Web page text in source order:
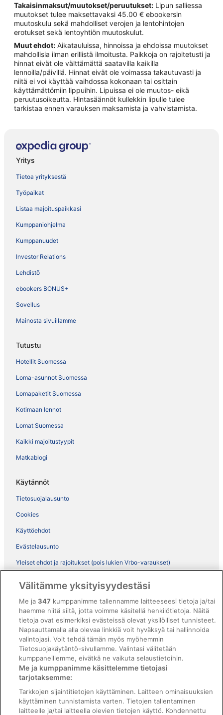
Takaisinmaksut/muutokset/peruutukset: Lipun salliessa
muutokset tulee maksettavaksi 45.00 € ebookersin
muutoskulu sekä mahdolliset verojen ja lentohintojen
erotukset sekä lentoyhtiön muutoskulut.
Muut ehdot: Aikatauluissa, hinnoissa ja ehdoissa muutokset
mahdollisia ilman erillistä ilmoitusta. Paikkoja on rajoitetusti ja
hinnat eivät ole välttämättä saatavilla kaikilla
lennoilla/päivillä. Hinnat eivät ole voimassa takautuvasti ja
niitä ei voi käyttää vaihdossa kokonaan tai osittain
käyttämättömiin lippuihin. Lipuissa ei ole muutos- eikä
peruutusoikeutta. Hintasäännöt kullekkin lipulle tulee
tarkistaa ennen varauksen maksamista ja vahvistamista.
Yritys
Tietoa yrityksestä
Työpaikat
Listaa majoituspaikkasi
Kumppaniohjelma
Kumppanuudet
Investor Relations
Lehdistö
ebookers BONUS+
Sovellus
Mainosta sivuillamme
Tutustu
Hotellit Suomessa
Loma-asunnot Suomessa
Lomapaketit Suomessa
Kotimaan lennot
Lomat Suomessa
Kaikki majoitustyypit
Matkablogi
Käytännöt
Tietosuojalausunto
Cookies
Käyttöehdot
Evästelausunto
Yleiset ehdot ja rajoitukset (pois lukien Vrbo-varaukset)
ebookers BONUS+ -ohjelman ehdot
Oikeudelliset tiedot / ota meihin yhteyttä
Sisältövaatimukset ja ilmoituksen tekeminen sisällöstä
Tuki
Ota yhteyttä
Varauksen muuttaminen tai peruuttaminen
Välitämme yksityisyydestäsi
Me ja347 kumppanimme tallennamme laitteeseesi tietoja ja/tai
haemme niitä siitä, jotta voimme käsitellä henkilötietoja. Näitä
tietoja ovat esimerkiksi evästeissä olevat yksilölliset tunnisteet.
Napsauttamalla alla olevaa linkkiä voit hyväksyä tai hallinnoida
valintojasi. Voit tehdä tämän myös myöhemmin
Tietosuojakäytäntö-sivullamme. Valintasi välitetään
kumppaneillemme, eivätkä ne vaikuta selaustietoihin.
Me ja kumppanimme käsittelemme tietojasi
tarjotaksemme:
Tarkkojen sijaintitietojen käyttäminen. Laitteen ominaisuuksien
käyttäminen tunnistamista varten. Tietojen tallentaminen
laitteelle ja/tai laitteella olevien tietojen käyttö. Kohdennettu